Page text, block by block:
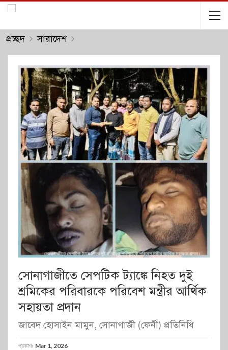
প্রচ্ছদ সারাদেশ
সোনাগাজীতে সেপটিক ট্যাঙ্কে নিহত দুই
শ্রমিকের পরিবারকে পরিবেশ মন্ত্রীর আর্থিক
সহায়তা প্রদান
জাবেদ হোসাইন মামুন, সোনাগাজী (ফেনী) প্রতিনিধি
প্রকাশঃ Mar 1, 2026